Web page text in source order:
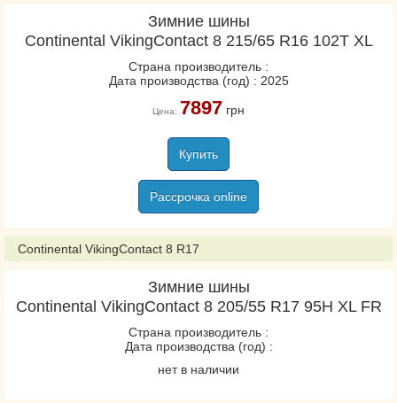
PremiumContact 7
PremiumContact C
ProContact GX
sContact
SportContact 6
SportContact 7
UltraContact
UltraContact UC6
VancoCamper
VanContact Eco
VanContact Ultra
ContiCrossContact LX
ContiCrossContact LX
Sport
Зимние шины
Continental VikingContact 8 215/65 R16 102T XL
Страна производитель :
Дата производства (год) : 2025
Цена: 7897грн
Купить
Рассрочка online
Continental VikingContact 8 R17
Зимние шины
Continental VikingContact 8 205/55 R17 95H XL FR
Страна производитель :
Дата производства (год) :
нет в наличии